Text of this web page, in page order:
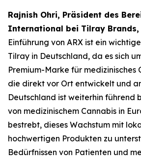
Rajnish Ohri, Präsident des
International bei Tilray
Einführung von ARX ist ein
Tilray in Deutschland, da es sich
Premium-Marke für medizinisches
die direkt vor Ort entwickelt und
Deutschland ist weiterhin führend
von medizinischem Cannabis in
bestrebt, dieses Wachstum mit
hochwertigen Produkten zu
Bedürfnissen von Patienten und